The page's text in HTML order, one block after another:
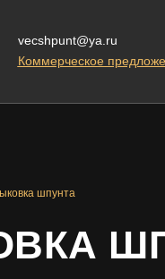
vecshpunt@ya.ru
Коммерческое
шпунта